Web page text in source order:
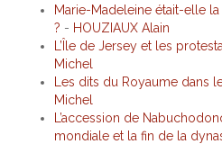
Marie-Madeleine était-elle
? - HOUZIAUX Alain
L’Île de Jersey et les
Michel
Les dits du Royaume dans
Michel
L’accession de
mondiale et la fin de la